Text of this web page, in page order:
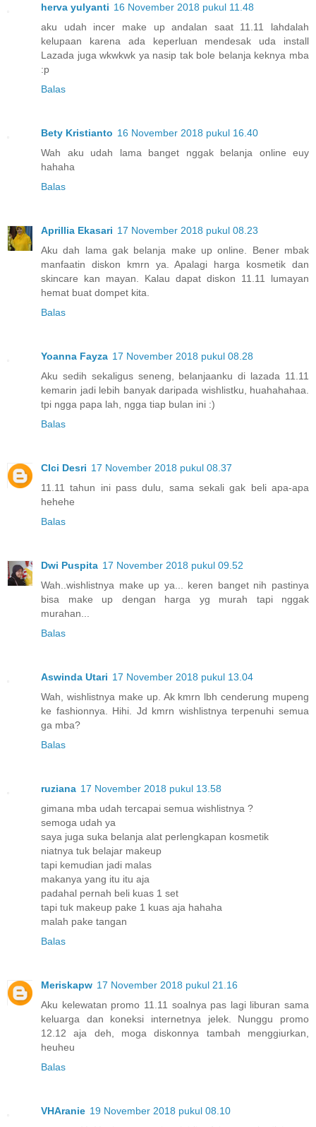
herva yulyanti 16 November 2018 pukul 11.48
aku udah incer make up andalan saat 11.11 lahdalah
kelupaan karena ada keperluan mendesak uda install
Lazada juga wkwkwk ya nasip tak bole belanja keknya mba
:p
Balas
Bety Kristianto 16 November 2018 pukul 16.40
Wah aku udah lama banget nggak belanja online euy
hahaha
Balas
Aprillia Ekasari 17 November 2018 pukul 08.23
Aku dah lama gak belanja make up online. Bener mbak
manfaatin diskon kmrn ya. Apalagi harga kosmetik dan
skincare kan mayan. Kalau dapat diskon 11.11 lumayan
hemat buat dompet kita.
Balas
Yoanna Fayza 17 November 2018 pukul 08.28
Aku sedih sekaligus seneng, belanjaanku di lazada 11.11
kemarin jadi lebih banyak daripada wishlistku, huahahahaa.
tpi ngga papa lah, ngga tiap bulan ini :)
Balas
CIci Desri 17 November 2018 pukul 08.37
11.11 tahun ini pass dulu, sama sekali gak beli apa-apa
hehehe
Balas
Dwi Puspita 17 November 2018 pukul 09.52
Wah..wishlistnya make up ya... keren banget nih pastinya
bisa make up dengan harga yg murah tapi nggak
murahan...
Balas
Aswinda Utari 17 November 2018 pukul 13.04
Wah, wishlistnya make up. Ak kmrn lbh cenderung mupeng
ke fashionnya. Hihi. Jd kmrn wishlistnya terpenuhi semua
ga mba?
Balas
ruziana 17 November 2018 pukul 13.58
gimana mba udah tercapai semua wishlistnya ?
semoga udah ya
saya juga suka belanja alat perlengkapan kosmetik
niatnya tuk belajar makeup
tapi kemudian jadi malas
makanya yang itu itu aja
padahal pernah beli kuas 1 set
tapi tuk makeup pake 1 kuas aja hahaha
malah pake tangan
Balas
Meriskapw 17 November 2018 pukul 21.16
Aku kelewatan promo 11.11 soalnya pas lagi liburan sama
keluarga dan koneksi internetnya jelek. Nunggu promo
12.12 aja deh, moga diskonnya tambah menggiurkan,
heuheu
Balas
VHAranie 19 November 2018 pukul 08.10